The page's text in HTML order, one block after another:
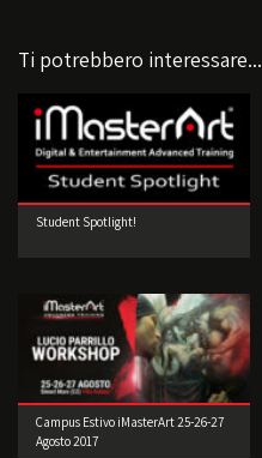
Ti potrebbero interessare...
Student Spotlight!
Campus Estivo iMasterArt 25-26-27
Agosto 2017